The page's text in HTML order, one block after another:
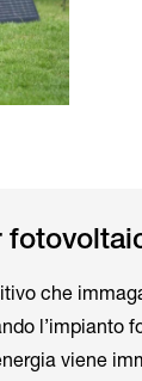
che
l’impianto
viene